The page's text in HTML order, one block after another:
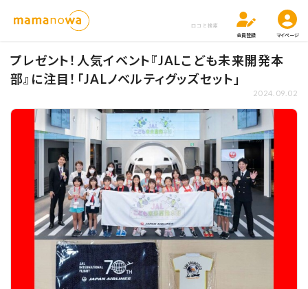
口コミ検索
会員登録
マイページ
プレゼント！人気イベント『JALこども未来開発本
部』に注目！「JALノベルティグッズセット」
2024.09.02